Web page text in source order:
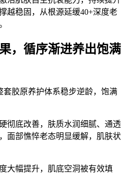
越稳固，从根源延缓40+深度老
，循序渐进养出饱满
套胶原养护体系稳步逆龄，饱满
彻底改善，肤质水润细腻、通透
面部憔悴老态明显缓解，肌肤状
大幅提升，肌底空洞被有效填